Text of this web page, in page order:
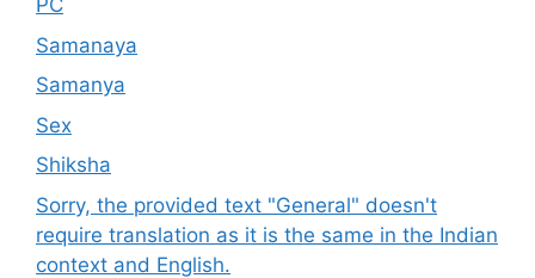
PC
Samanaya
Samanya
Sex
Shiksha
Sorry, the provided text "General" doesn't
require translation as it is the same in the Indian
context and English.